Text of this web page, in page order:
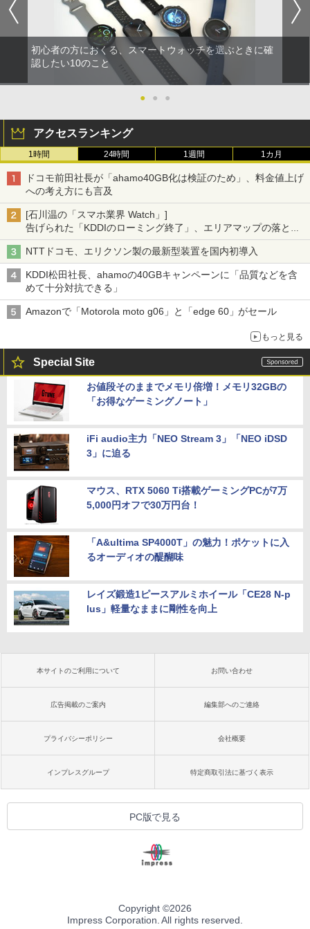
初心者の方におくる、スマートウォッチを選ぶときに確
認したい10のこと
● ● ●
アクセスランキング
1時間 24時間 1週間 1カ月
ドコモ前田社長が「ahamo40GB化は検証のため」、料金値上げ
への考え方にも言及
[石川温の「スマホ業界 Watch」]
告げられた「KDDIのローミング終了」、エリアマップの落とし
穴と楽天モバイルの課題
NTTドコモ、エリクソン製の最新型装置を国内初導入
KDDI松田社長、ahamoの40GBキャンペーンに「品質などを含
めて十分対抗できる」
Amazonで「Motorola moto g06」と「edge 60」がセール
もっと見る
Special Site
お値段そのままでメモリ倍増！メモリ32GBの
「お得なゲーミングノート」
iFi audio主力「NEO Stream 3」「NEO iDSD
3」に迫る
マウス、RTX 5060 Ti搭載ゲーミングPCが7万
5,000円オフで30万円台！
「A&ultima SP4000T」の魅力！ポケットに入
るオーディオの醍醐味
レイズ鍛造1ピースアルミホイール「CE28 N-p
lus」軽量なままに剛性を向上
本サイトのご利用について お問い合わせ
広告掲載のご案内 編集部へのご連絡
プライバシーポリシー 会社概要
インプレスグループ 特定商取引法に基づく表示
PC版で見る
Copyright ©2026
Impress Corporation. All rights reserved.